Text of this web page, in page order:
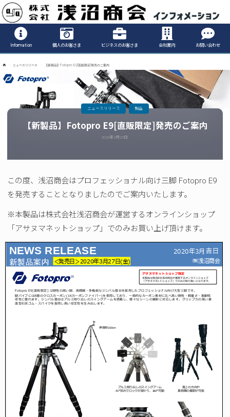
Information
Information 個人のお客さま ビジネスのお客さま 会社案内 お問い合わせ
ム
ニュースリリース 【新製品】Fotopro E9[直販限定]発売のご案内
【新製品】Fotopro E9[直販限定]発売のご案内
2020年3月25日
ニュースリリース 製品
この度、浅沼商会はプロフェッショナル向け三脚 Fotopro E9
を発売することとなりましたのでご案内いたします。
※本製品は株式会社浅沼商会が運営するオンラインショップ
「アサヌマネットショップ」でのみお買い上げ頂けます。